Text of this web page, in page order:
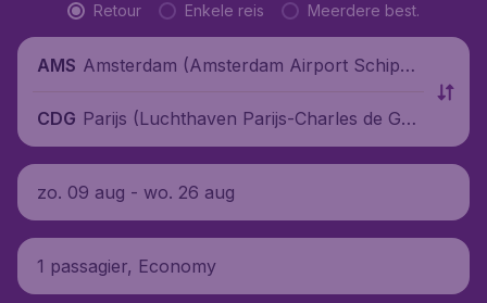
Retour Enkele reis Meerdere best.
AMS Amsterdam (Amsterdam Airport Schipho
CDG Parijs (Luchthaven Parijs-Charles de Gau
lle), Frankrijk
zo. 09 aug - wo. 26 aug
1 passagier, Economy